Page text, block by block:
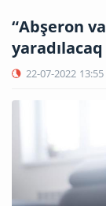
“Abşeron
yaradılacaq
22-07-2022 13:55